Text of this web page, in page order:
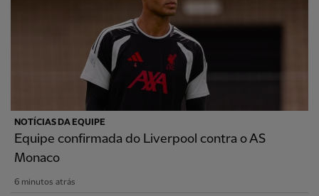
NOTÍCIAS DA EQUIPE
Equipe confirmada do Liverpool contra o AS
Monaco
6 minutos atrás